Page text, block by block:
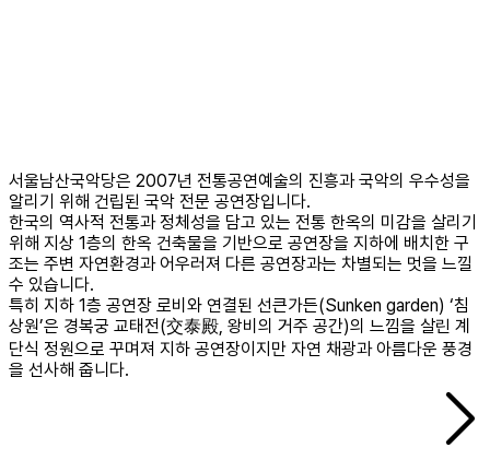
서울남산국악당은 2007년 전통공연예술의 진흥과 국악의 우수성을
알리기 위해 건립된 국악 전문 공연장입니다.
한국의 역사적 전통과 정체성을 담고 있는 전통 한옥의 미감을 살리기
위해 지상 1층의 한옥 건축물을 기반으로 공연장을 지하에 배치한 구
조는 주변 자연환경과 어우러져 다른 공연장과는 차별되는 멋을 느낄
수 있습니다.
특히 지하 1층 공연장 로비와 연결된 선큰가든(Sunken garden) ‘침
상원’은 경복궁 교태전(交泰殿, 왕비의 거주 공간)의 느낌을 살린 계
단식 정원으로 꾸며져 지하 공연장이지만 자연 채광과 아름다운 풍경
을 선사해 줍니다.